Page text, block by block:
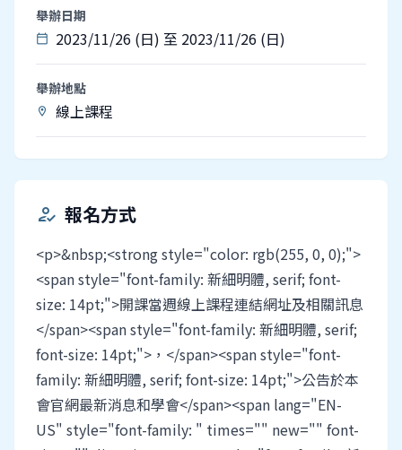
舉辦日期
calendar_today 2023/11/26 (日) 至 2023/11/26 (日)
舉辦地點
location_on 線上課程
how_to_reg 報名方式
<p>&nbsp;<strong style="color: rgb(255, 0, 0);">
<span style="font-family: 新細明體, serif; font-
size: 14pt;">開課當週線上課程連結網址及相關訊息
</span><span style="font-family: 新細明體, serif;
font-size: 14pt;">，</span><span style="font-
family: 新細明體, serif; font-size: 14pt;">公告於本
會官網最新消息和學會</span><span lang="EN-
US" style="font-family: " times="" new="" font-